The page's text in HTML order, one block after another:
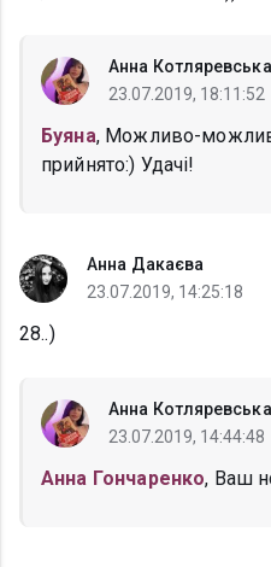
Анна Котляревська
23.07.2019, 18:11:52
Буяна, Можливо-
прийнято:) Удачі!
Анна Дакаєва
23.07.2019, 14:25:18
28..)
Анна Котляревська
23.07.2019, 14:44:48
Анна Гончаренко, Ваш